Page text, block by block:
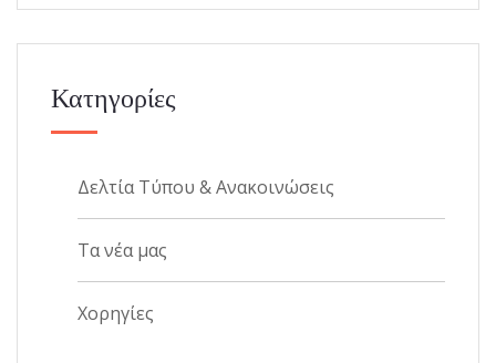
Κατηγορίες
Δελτία Τύπου & Ανακοινώσεις
Τα νέα μας
Χορηγίες